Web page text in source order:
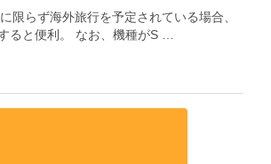
限らず海外旅行を予定されている場合、
ると便利。 なお、機種がS …